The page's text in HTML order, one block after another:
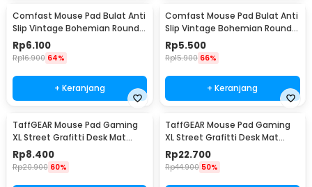
Comfast Mouse Pad Bulat Anti
Slip Vintage Bohemian Round
200x200x3mm Gray Moroccan
Floral
Rp6.100
Rp16.900 64%
+ Keranjang
Comfast Mouse Pad Bulat Anti
Slip Vintage Bohemian Round
200x200x3mm Blue Moroccan
Floral
Rp5.500
Rp15.900 66%
+ Keranjang
TaffGEAR Mouse Pad Gaming
XL Street Grafitti Desk Mat
300x250x3mm - EI25
Rp8.400
Rp20.900 60%
TaffGEAR Mouse Pad Gaming
XL Street Grafitti Desk Mat
800x300x3mm - EI25
Rp22.700
Rp44.900 50%